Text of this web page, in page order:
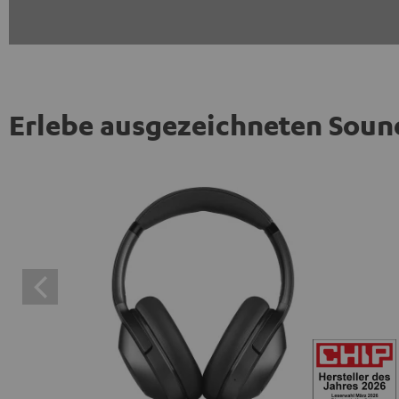
Erlebe ausgezeichneten